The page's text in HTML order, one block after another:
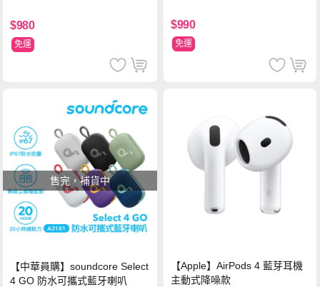
$980
免運
$990
免運
售完，補貨中
【中華員購】soundcore Select
4 GO 防水可攜式藍牙喇叭
【Apple】AirPods 4 藍芽耳機
主動式降噪款